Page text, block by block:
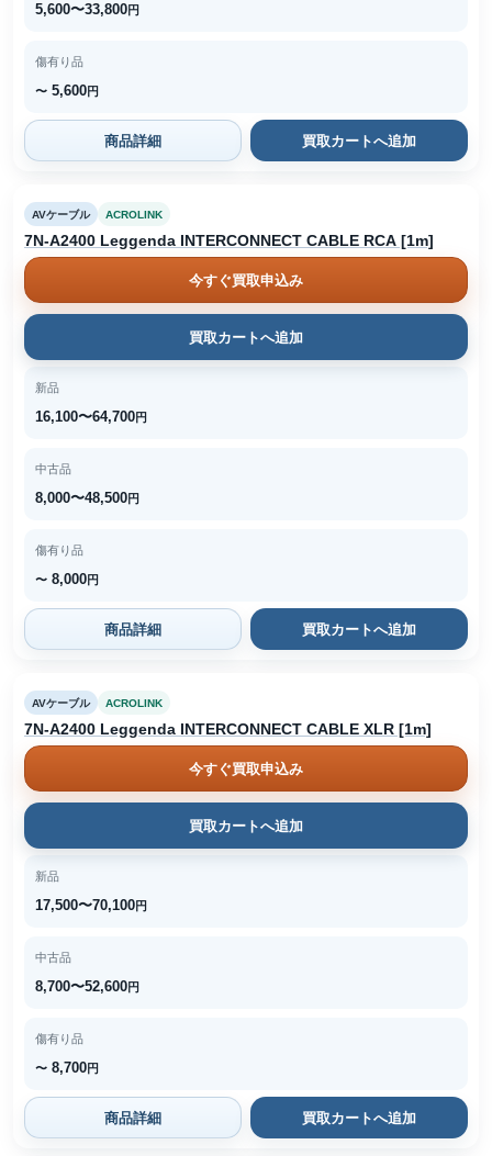
5,600〜33,800円
傷有り品
〜 5,600円
商品詳細 買取カートへ追加
AVケーブル ACROLINK
7N-A2400 Leggenda INTERCONNECT CABLE RCA [1m]
今すぐ買取申込み
買取カートへ追加
新品
16,100〜64,700円
中古品
8,000〜48,500円
傷有り品
〜 8,000円
商品詳細 買取カートへ追加
AVケーブル ACROLINK
7N-A2400 Leggenda INTERCONNECT CABLE XLR [1m]
今すぐ買取申込み
買取カートへ追加
新品
17,500〜70,100円
中古品
8,700〜52,600円
傷有り品
〜 8,700円
商品詳細 買取カートへ追加